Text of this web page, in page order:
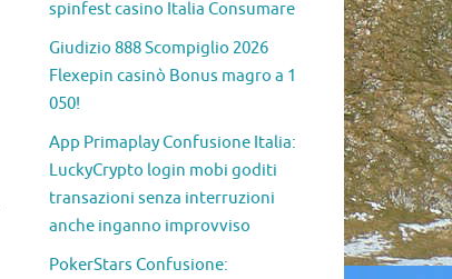
spinfest casino Italia Consumare
Giudizio 888 Scompiglio 2026
Flexepin casinò Bonus magro a 1
050!
App Primaplay Confusione Italia:
LuckyCrypto login mobi goditi
transazioni senza interruzioni
anche inganno improvviso
PokerStars Confusione: